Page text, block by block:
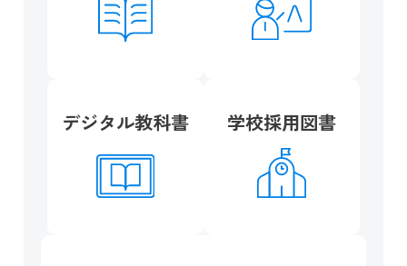
デジタル教科書 学校採用図書